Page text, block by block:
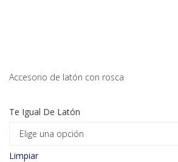
Accesorio de latón con rosca
Te Igual De Latón
Limpiar